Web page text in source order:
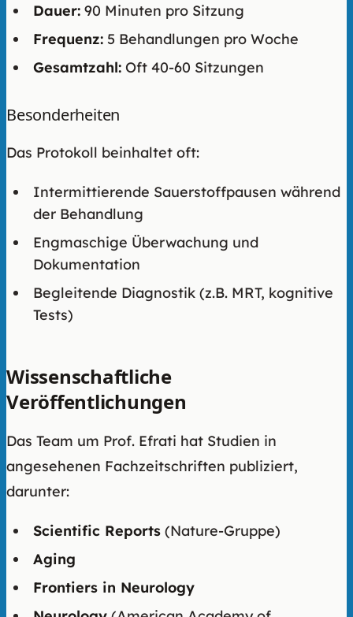
Dauer: 90 Minuten pro Sitzung
Frequenz: 5 Behandlungen pro Woche
Gesamtzahl: Oft 40-60 Sitzungen
Besonderheiten
Das Protokoll beinhaltet oft:
Intermittierende Sauerstoffpausen während
der Behandlung
Engmaschige Überwachung und
Dokumentation
Begleitende Diagnostik (z.B. MRT, kognitive
Tests)
Wissenschaftliche
Veröffentlichungen
Das Team um Prof. Efrati hat Studien in
angesehenen Fachzeitschriften publiziert,
darunter:
Scientific Reports (Nature-Gruppe)
Aging
Frontiers in Neurology